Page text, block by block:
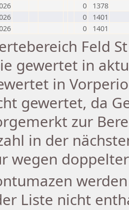
0
1378
0
1401
0 1401
Feld
gewertet in
in
gewertet, da
zur
in der
wegen
Liste nicht